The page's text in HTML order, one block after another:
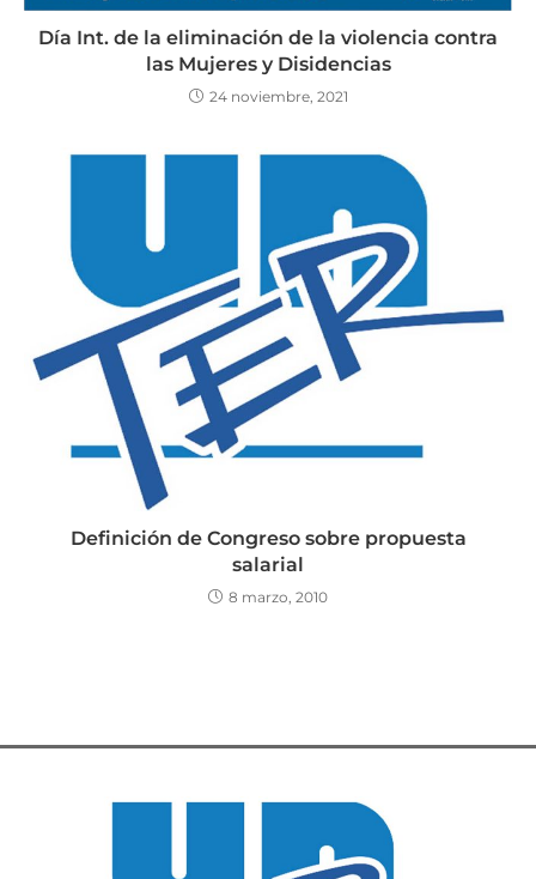
Día Int. de la eliminación de la violencia contra
las Mujeres y Disidencias
24 noviembre, 2021
Definición de Congreso sobre propuesta
salarial
8 marzo, 2010